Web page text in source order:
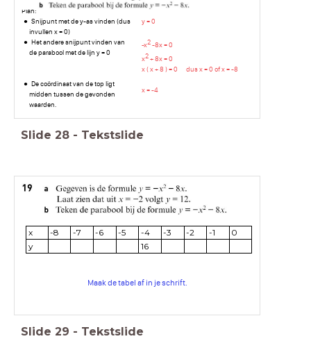
Plan:
Snijpunt met de y-as vinden (dus
invullen x = 0)
Het andere snijpunt vinden van
de parabool met de lijn y = 0
De coördinaat van de top ligt
midden tussen de gevonden
waarden.
y = 0
-x2-8x = 0
x2+ 8x = 0
x ( x + 8 ) = 0 dusx = 0 of x = -8
x = -4
Slide 28 - Tekstslide
Maak de tabel af in je schrift.
x -8 -7 -6 -5 -4 -3 -2 -1
0
y
16
Slide 29 - Tekstslide